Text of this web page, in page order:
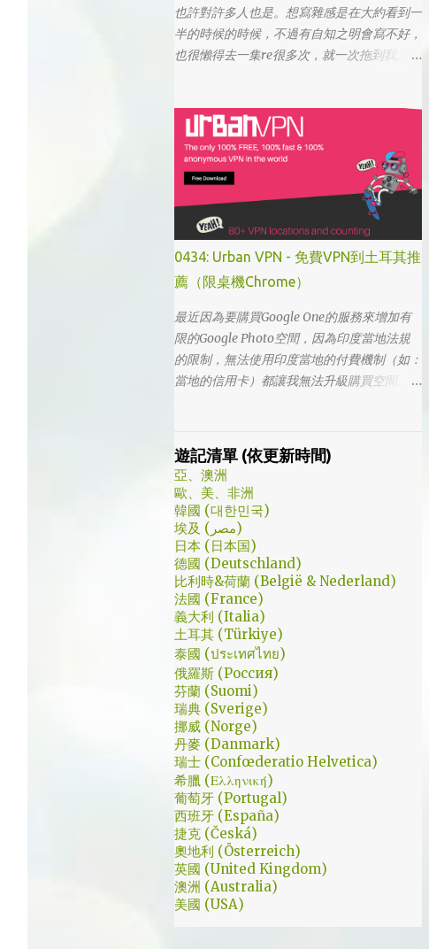
也許對許多人也是。想寫雜感是在大約看到一
半的時候的時候，不過有自知之明會寫不好，
也很懶得去一集re很多次，就一次拖到我人生
的，想說該不會為了要創造話題，所以硬拍一
部老少配的題材吧。加上男女主角都不認識，
所以一直到播出了三、四集開始好評不斷，加
上面臨了美、日、韓劇的劇荒，個人又特愛喪
劇，我硬是在找出來看了一次…。 不得不說，
開頭的辦公室場景，打昆蟲的的情節和打在代
表頭上奇異動畫，讓我以為這是次世代的搞笑
辦公室劇。第一集看完的時候，說真的還真不
知道這部劇集要表達什麼 - 因為開頭讓我覺得
無厘頭的場景和後續開始步入至安的黑暗世
界，讓我好難入戲。 為什麼要作這飄蟲視角?
為什麼要加這些星星? 所以當我推這部戲給朋
友的時候，我和朋友說一定要撐過第一集，過
我還是在劇荒中，再重看第一集，意外的覺得
發現角色們的另外一面。像是大叔上班時原來
是講冷笑話的高手；至安那張毫無感情的臉，
讓人恐懼；另外大叔老婆偷情偷的天經地義，
無負擔，也讓我嚇到。 看這鏡頭有時候都不
知道老婆怎麼會回心轉意。 如同版友們所津
津樂道的，這部劇的細節很多，值得細細品嚐
的對話其實摘錄不完。但對我而言整部劇會燒
了起來，應該是從第四集，大叔把至安找進辦
公室談判開始 - 因為在當下風向完全測不出
來。這太不韓劇了；接著至安把都俊永代表玩
弄掌心的談判…這倒底是怎麼樣風格的劇集，
難倒是推理劇嗎? 但是主角三兄弟與媽媽的鬥
嘴，這不應該是家庭劇嗎? 說到家庭劇，這部
劇我第一個哭點和男女主角無關，而是在大哥
被罵，媽媽放下便當離開，之後對他微笑的那
場戲。然後我知道，我放不下這部劇了。 但
這編劇藥下的好猛，同一集還不肯放手。結尾
細節就不說了，硬是收的漂亮 - 這麼棒的劇才
第四集，不禁讓我倍感期待，也開始每週期待
上演的時間。 還加了Prison Break的梗，剛好
我就是PB的劇迷呀!!! 這應該是很感人的橋
0434: Urban VPN - 免費VPN到土耳其推
薦（限桌機Chrome）
最近因為要購買Google One的服務來增加有
限的Google Photo空間，因為印度當地法規
的限制，無法使用印度當地的付費機制（如：
當地的信用卡）都讓我無法升級購買空間。因
不少，而且還bundle了不少近年常提到的
VPN，像是NordVPN/ Surfshark等…但因為這
些VPN服務都已經沒有免費的試用期了… 在花
了幾個小時試了一下，目前與大家推薦的是
Urban VPN
遊記清單 (依更新時間)
亞、澳洲
歐、美、非洲
韓國 (대한민국)
埃及 (مصر)
日本 (日本国)
德國 (Deutschland)
比利時&荷蘭 (België & Nederland)
法國 (France)
義大利 (Italia)
土耳其 (Türkiye)
泰國 (ประเทศไทย)
俄羅斯 (Россия)
芬蘭 (Suomi)
瑞典 (Sverige)
挪威 (Norge)
丹麥 (Danmark)
瑞士 (Confœderatio Helvetica)
希臘 (Ελληνική)
葡萄牙 (Portugal)
西班牙 (España)
捷克 (Česká)
奧地利 (Österreich)
英國 (United Kingdom)
澳洲 (Australia)
美國 (USA)